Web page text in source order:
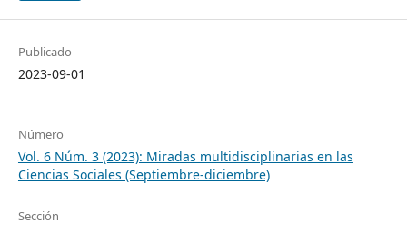
Publicado
2023-09-01
Número
Vol. 6 Núm. 3 (2023): Miradas multidisciplinarias en las
Ciencias Sociales (Septiembre-diciembre)
Sección